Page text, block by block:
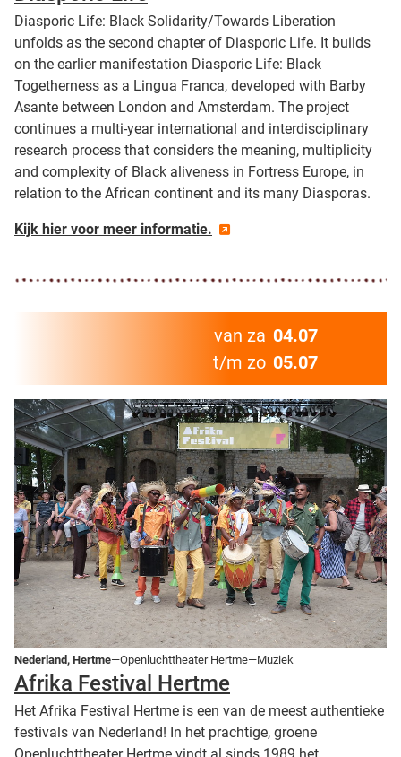
Diasporic Life: Black Solidarity/Towards Liberation
unfolds as the second chapter of Diasporic Life. It builds
on the earlier manifestation Diasporic Life: Black
Togetherness as a Lingua Franca, developed with Barby
Asante between London and Amsterdam. The project
continues a multi-year international and interdisciplinary
research process that considers the meaning, multiplicity
and complexity of Black aliveness in Fortress Europe, in
relation to the African continent and its many Diasporas.
Kijk hier voor meer informatie.
van za 04.07
t/m zo 05.07
Nederland, Hertme—Openluchttheater Hertme—Muziek
Afrika Festival Hertme
Het Afrika Festival Hertme is een van de meest authentieke
festivals van Nederland! In het prachtige, groene